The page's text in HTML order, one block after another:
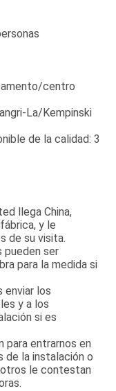
centro
La/Kempinski
de la calidad: 3
llega China,
y le
de su visita.
pueden ser
para la medida si
enviar los
y a los
si es
para entrarnos en
de la instalación o
le contestan